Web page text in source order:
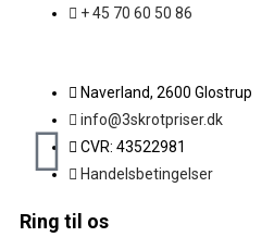
+ 45 70 60 50 86
Naverland, 2600 Glostrup
info@3skrotpriser.dk
CVR: 43522981
Handelsbetingelser
Ring til os